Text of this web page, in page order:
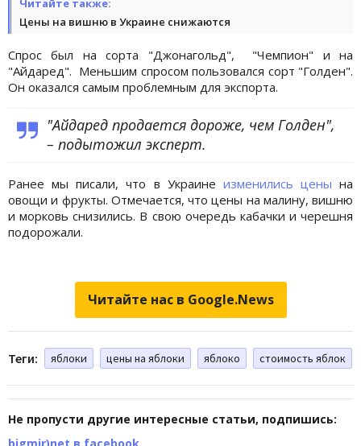
Читайте также:
Цены на вишню в Украине снижаются
Спрос был на сорта "Джонагольд", "Чемпион" и на
"Айдаред". Меньшим спросом пользовался сорт "Голден".
Он оказался самым проблемным для экспорта.
"Айдаред продается дороже, чем Голден",
– подытожил эксперт.
Ранее мы писали, что в Украине изменились цены на
овощи и фрукты. Отмечается, что цены на малину, вишню
и морковь снизились. В свою очередь кабачки и черешня
подорожали.
Читайте нас в Google.News
Теги: яблоки цены на яблоки яблоко стоимость яблок
Не пропусти другие интересные статьи, подпишись: